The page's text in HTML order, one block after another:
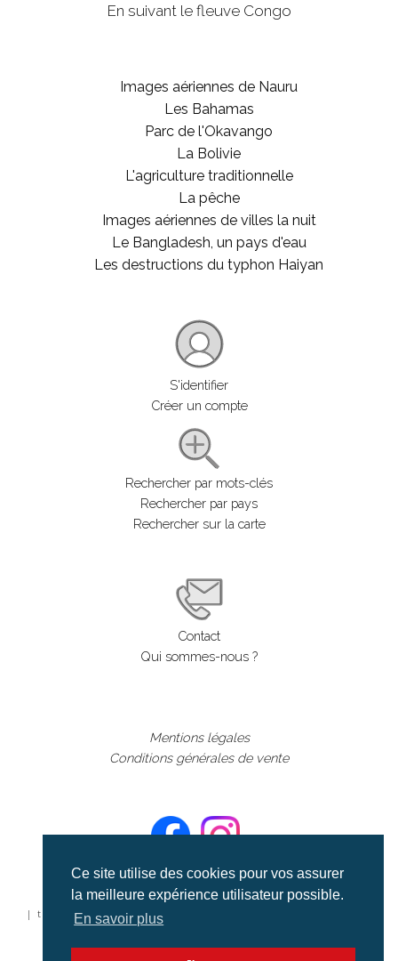
Ce site utilise des cookies pour vos assurer
la meilleure expérience utilisateur possible.
En savoir plus
En suivant le fleuve Congo
Images aériennes de Nauru
Les Bahamas
Parc de l'Okavango
La Bolivie
L'agriculture traditionnelle
La pêche
Images aériennes de villes la nuit
Le Bangladesh, un pays d'eau
Les destructions du typhon Haiyan
S'identifier
Créer un compte
Rechercher par mots-clés
Rechercher par pays
Rechercher sur la carte
Contact
Qui sommes-nous ?
Mentions légales
Conditions générales de vente
©aerialcollection marque déposée 2024
| tous droits réservés | aerialcollection.fr banque d'images
aériennes et documentaires video et cinéma |